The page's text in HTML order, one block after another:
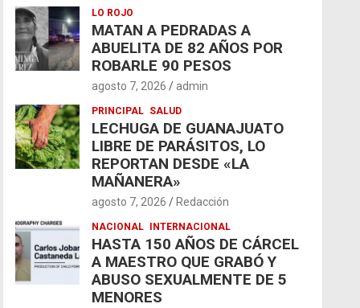
LO ROJO
MATAN A PEDRADAS A
ABUELITA DE 82 AÑOS POR
ROBARLE 90 PESOS
agosto 7, 2026 admin
PRINCIPAL SALUD
LECHUGA DE GUANAJUATO
LIBRE DE PARÁSITOS, LO
REPORTAN DESDE «LA
MAÑANERA»
agosto 7, 2026 Redacción
NACIONAL INTERNACIONAL
HASTA 150 AÑOS DE CÁRCEL
A MAESTRO QUE GRABÓ Y
ABUSO SEXUALMENTE DE 5
MENORES